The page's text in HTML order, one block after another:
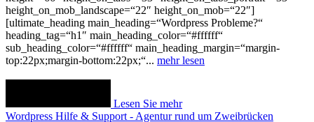
height_on_mob_landscape=“22″ height_on_mob=“22″]
[ultimate_heading main_heading=“Wordpress Probleme?“
heading_tag=“h1″ main_heading_color=“#ffffff“
sub_heading_color=“#ffffff“ main_heading_margin=“margin-
top:22px;margin-bottom:22px;“... mehr lesen
Lesen Sie mehr
Wordpress Hilfe & Support - Agentur rund um Zweibrücken